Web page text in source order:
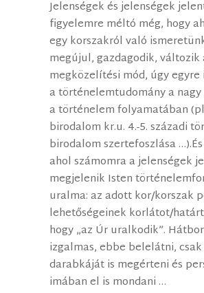
Jelenségek és jelenségek
figyelemre méltó még, hogy
egy korszakról való
megújul, gazdagodik, változik
megközelítési mód, úgy
a történelemtudomány a
a történelem folyamatában
birodalom kr.u. 4.-5. századi
birodalom szertefoszlása
ahol számomra a jelenségek
megjelenik Isten
uralma: az adott kor/korszak
lehetőségeinek korlátot/
hogy „az Úr uralkodik”.
izgalmas, ebbe belelátni,
darabkáját is megérteni és
imában el is mondani …